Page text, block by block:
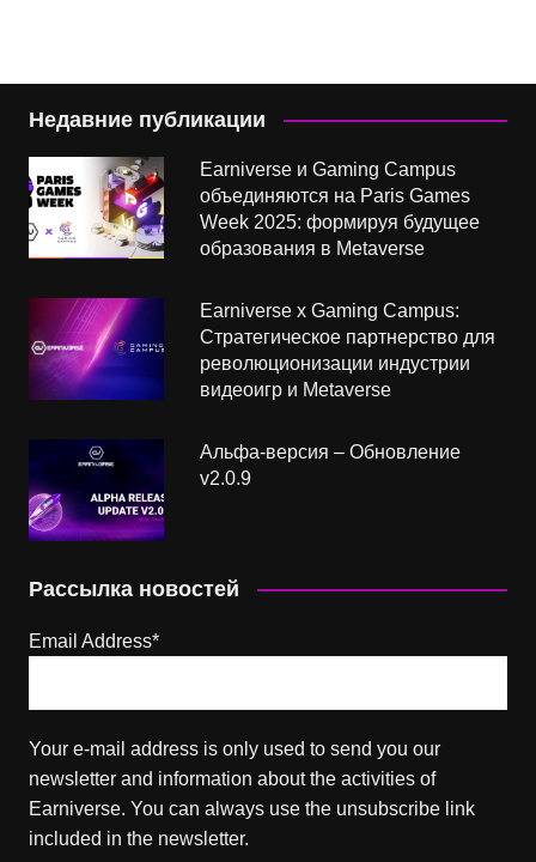
Недавние публикации
Earniverse и Gaming Campus
объединяются на Paris Games
Week 2025: формируя будущее
образования в Metaverse
Earniverse x Gaming Campus:
Стратегическое партнерство для
революционизации индустрии
видеоигр и Metaverse
Альфа-версия – Обновление
v2.0.9
Рассылка новостей
Email Address*
Your e-mail address is only used to send you our
newsletter and information about the activities of
Earniverse. You can always use the unsubscribe link
included in the newsletter.